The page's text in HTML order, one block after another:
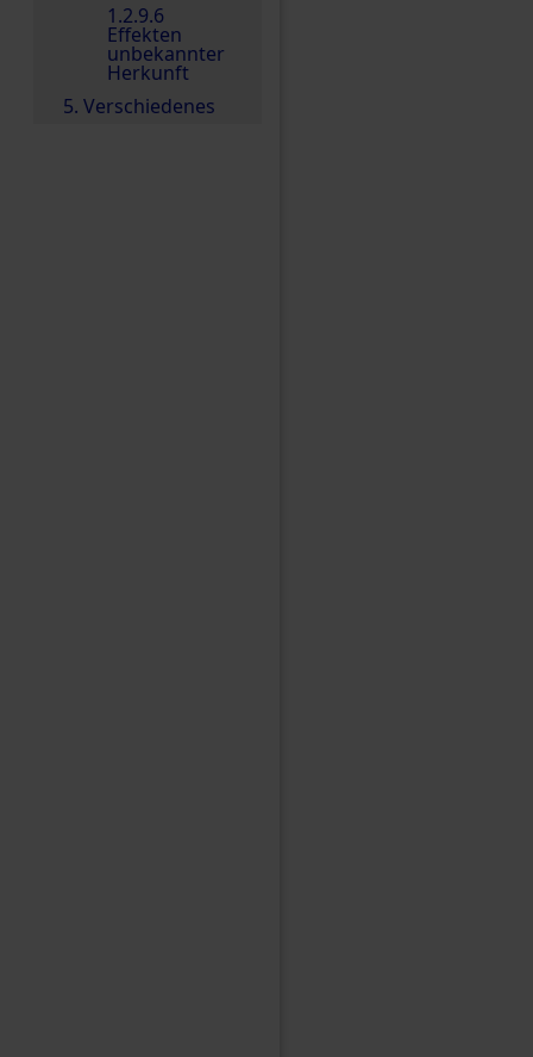
1.2.9.6
Effekten
unbekannter
Herkunft
5. Verschiedenes